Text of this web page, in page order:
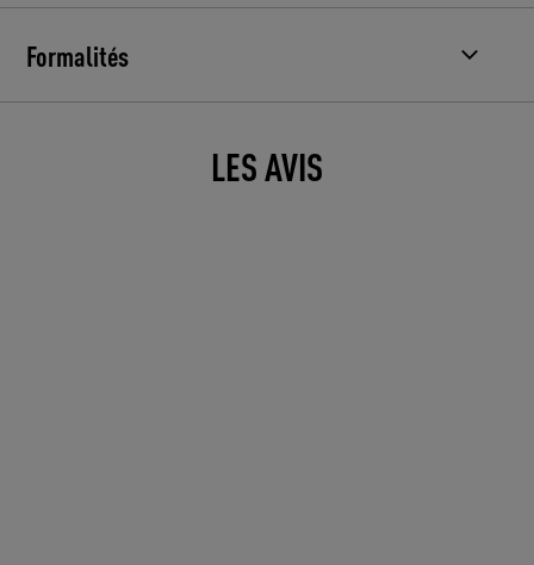
Formalités
LES AVIS